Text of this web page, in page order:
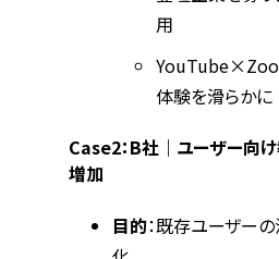
用
体験を滑らかに
Case2：B社｜ユーザー向
増加
目的：既存ユーザー